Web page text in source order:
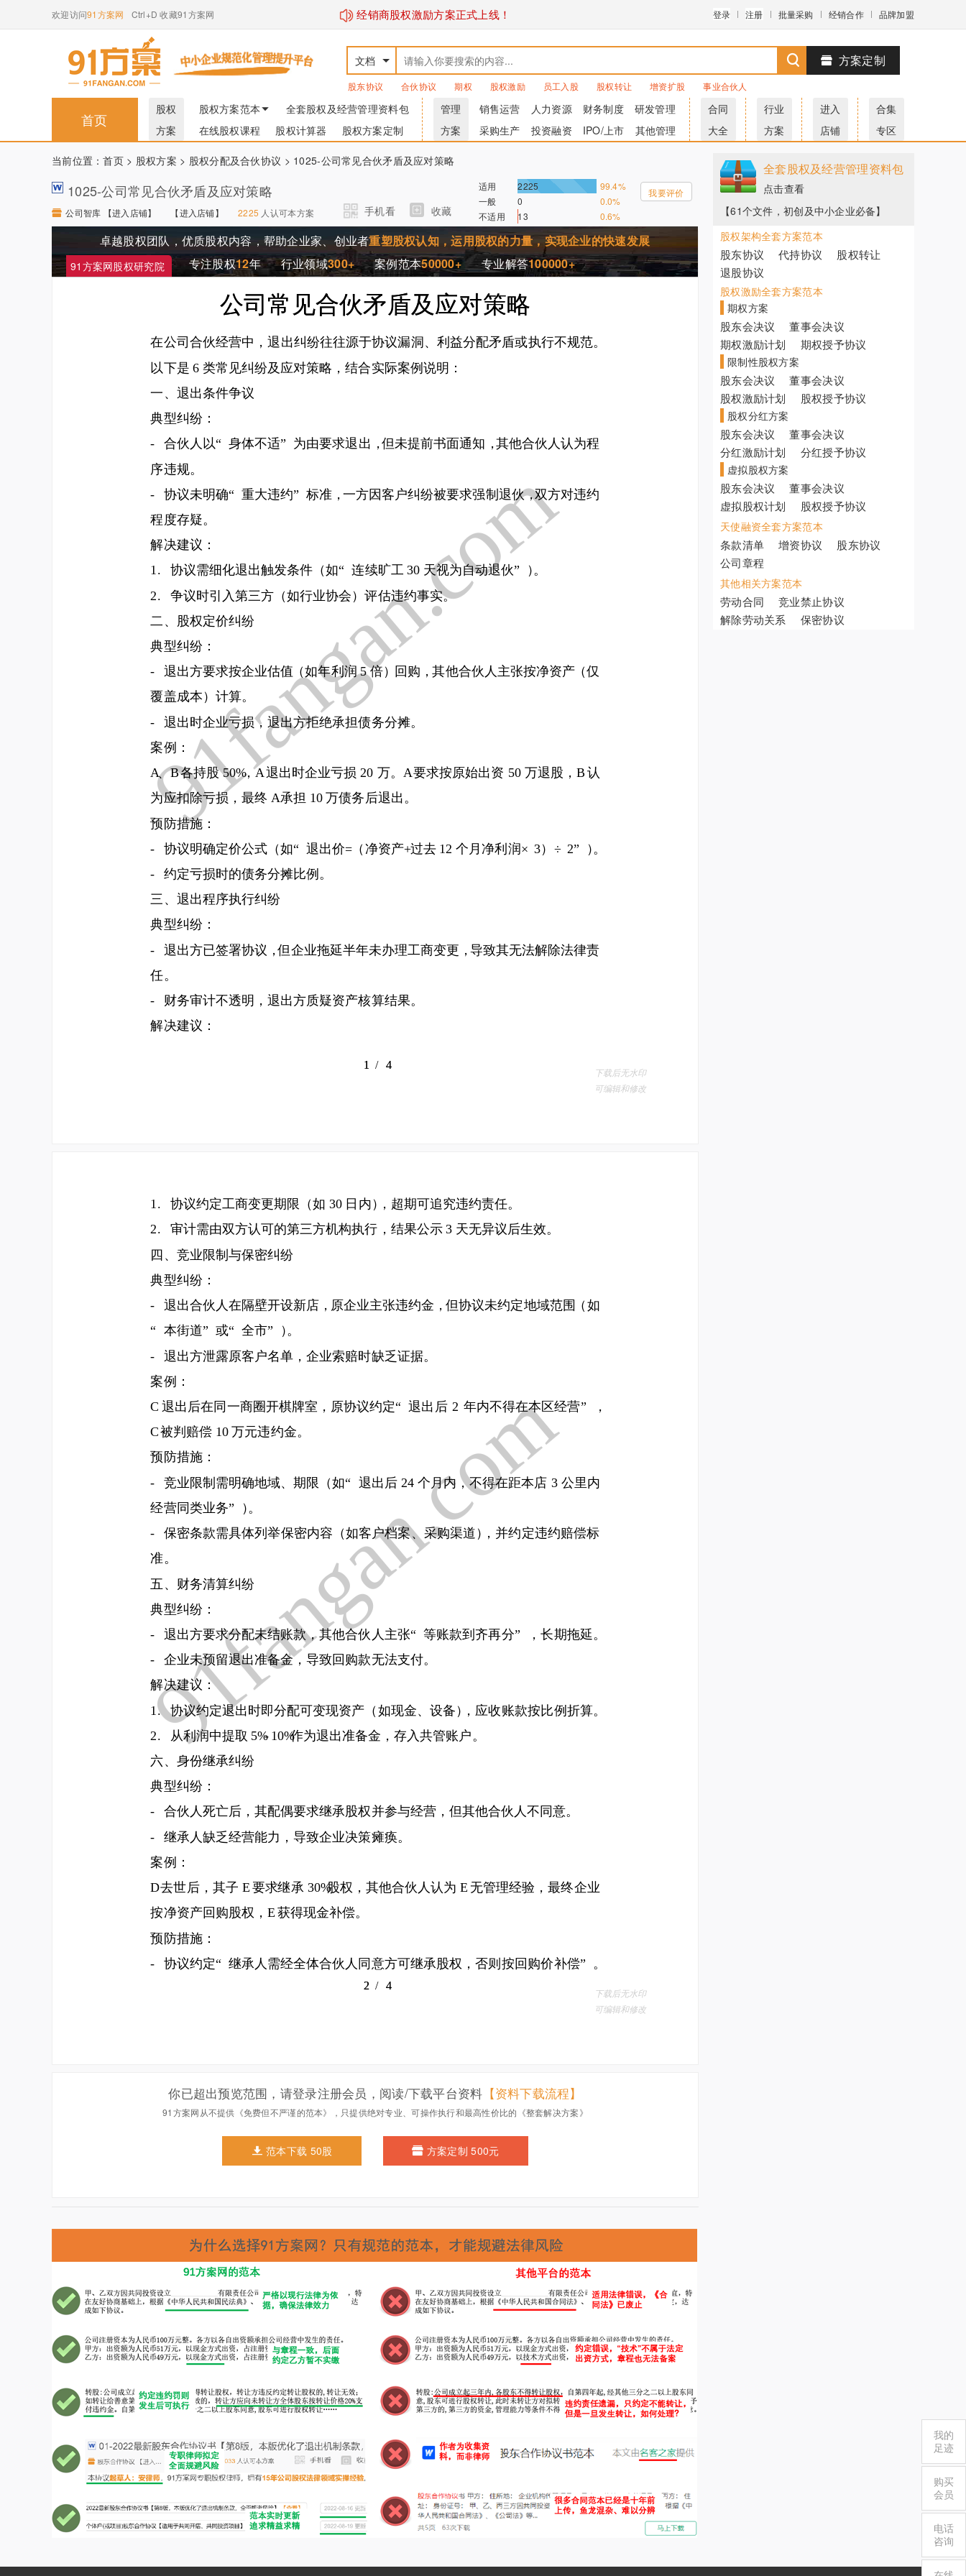
我的
足迹
购买
会员
电话
咨询
经销商股权激励方案正式上线！
欢迎访问91方案网 Ctrl+D 收藏91方案网 登录 注册 批量采购 经销合作 品牌加盟
文档
股东协议 合伙协议 期权 股权激励 员工入股 股权转让 增资扩股 事业合伙人
方案定制
首页
股权
方案
股权方案范本
全套股权及经营管理资料包
在线股权课程
股权计算器 股权方案定制
管理
方案
销售运营 人力资源 财务制度
研发管理
采购生产
投资融资 IPO/上市 其他管理
合同
大全
行业
方案
进入
店铺
合集
专区
当前位置：首页> 股权方案 > 股权分配及合伙协议 > 1025-公司常见合伙矛盾及应对策略
1025-公司常见合伙矛盾及应对策略
公司智库 【进入店铺】 【进入店铺】 2225 人认可本方案 手机看 收藏
适用 2225
99.4%
一般
0
0.0%
不适用
13 0.6%
我要评价
91方案网股权研究院
卓越股权团队，优质股权内容，帮助企业家、创业者重塑股权认知，运用股权的力量，实现企业的快速发展
专注股权12年 行业领域300+ 案例范本50000+ 专业解答100000+
你已超出预览范围，请登录注册会员，阅读/下载平台资料 【资料下载流程】
91方案网从不提供《免费但不严谨的范本》，只提供绝对专业、可操作执行和最高性价比的《整套解决方案》
范本下载 50股 方案定制 500元
全套股权及经营管理资料包
点击查看
【61个文件，初创及中小企业必备】
股权架构全套方案范本
股东协议 代持协议
股权转让
退股协议
股权激励全套方案范本
期权方案
股东会决议
董事会决议
期权激励计划
期权授予协议
限制性股权方案
股东会决议
董事会决议
股权激励计划
股权授予协议
股权分红方案
股东会决议
董事会决议
分红激励计划
分红授予协议
虚拟股权方案
股东会决议
董事会决议
虚拟股权计划
股权授予协议
天使融资全套方案范本
条款清单 增资协议
股东协议
公司章程
其他相关方案范本
劳动合同
竞业禁止协议
解除劳动关系
保密协议